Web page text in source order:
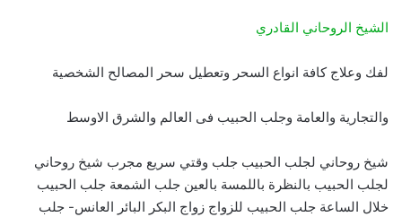
الشيخ الروحاني القادري
لفك وعلاج كافة انواع السحر وتعطيل سحر المصالح الشخصية
والتجارية والعامة وجلب الحبيب فى العالم والشرق الاوسط
شيخ روحاني لجلب الحبيب جلب وقتي سريع مجرب شيخ روحاني
لجلب الحبيب بالنظرة باللمسة بالعين جلب الشمعة جلب الحبيب
خلال الساعة جلب الحبيب للزواج زواج البكر البائر العانس- جلب